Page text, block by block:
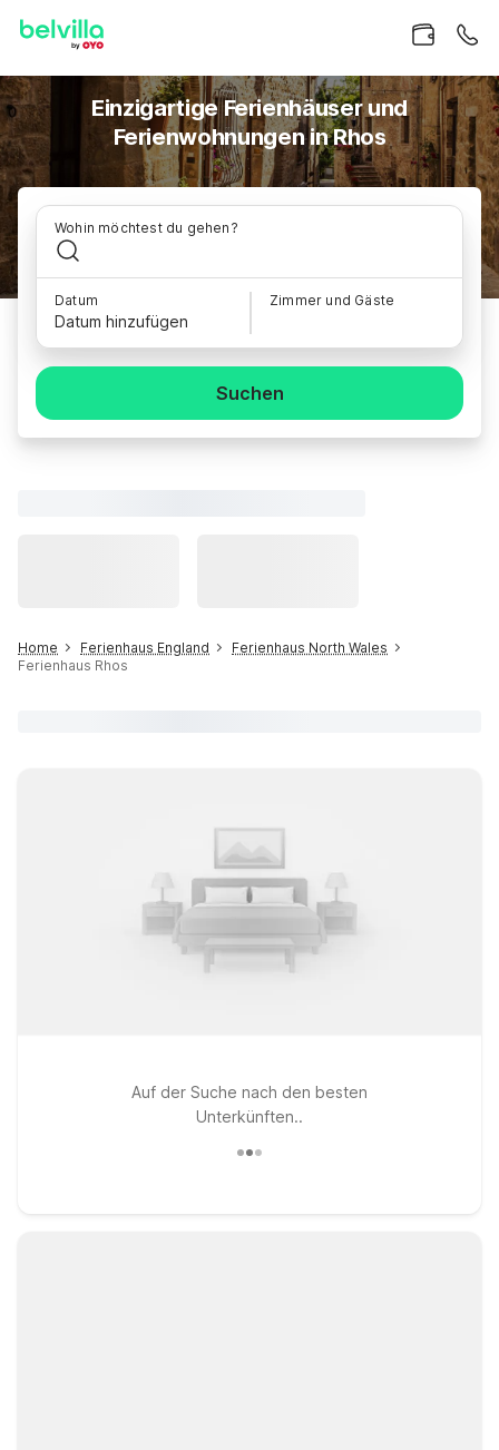
Einzigartige Ferienhäuser und
Ferienwohnungen in Rhos
Wohin möchtest du gehen?
Datum
Datum hinzufügen
Zimmer und Gäste
Suchen
Home Ferienhaus England
Ferienhaus North Wales
Ferienhaus Rhos
Auf der Suche nach den besten
Unterkünften..